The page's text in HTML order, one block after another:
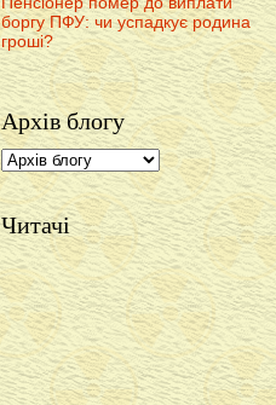
боргу ПФУ: чи успадкує родина
гроші?
Архів блогу
Читачі